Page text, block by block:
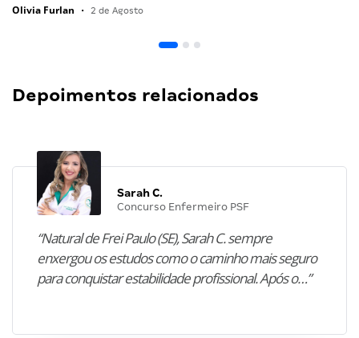
Olivia Furlan • 2 de Agosto
Depoimentos relacionados
Sarah C.
Concurso Enfermeiro PSF
“Natural de Frei Paulo (SE), Sarah C. sempre
enxergou os estudos como o caminho mais seguro
para conquistar estabilidade profissional. Após o…”